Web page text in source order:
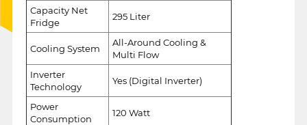
Capacity Net
Fridge
295 Liter
Cooling System
All-Around Cooling &
Multi Flow
Inverter
Technology
Yes (Digital Inverter)
Power
Consumption
120 Watt